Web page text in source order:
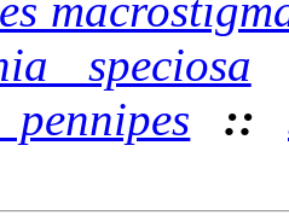
speciosa
::